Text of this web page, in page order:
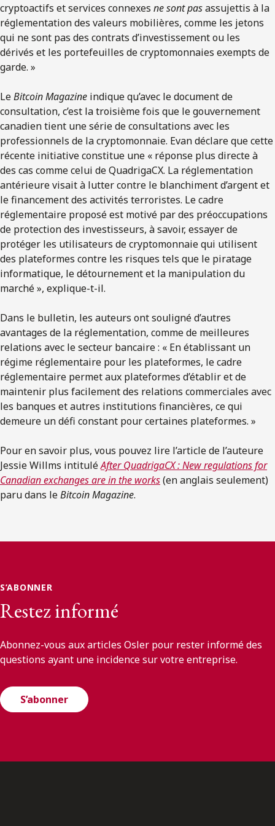
cryptoactifs et services connexes ne sont pasassujettis à la
réglementation des valeurs mobilières, comme les jetons
qui ne sont pas des contrats d’investissement ou les
dérivés et les portefeuilles de cryptomonnaies exempts de
garde. »
LeBitcoin Magazine indique qu’avec le document de
consultation, c’est la troisième fois que le gouvernement
canadien tient une série de consultations avec les
professionnels de la cryptomonnaie. Evan déclare que cette
récente initiative constitue une « réponse plus directe à
des cas comme celui de QuadrigaCX. La réglementation
antérieure visait à lutter contre le blanchiment d’argent et
le financement des activités terroristes. Le cadre
réglementaire proposé est motivé par des préoccupations
de protection des investisseurs, à savoir, essayer de
protéger les utilisateurs de cryptomonnaie qui utilisent
des plateformes contre les risques tels que le piratage
informatique, le détournement et la manipulation du
marché », explique-t-il.
Dans le bulletin, les auteurs ont souligné d’autres
avantages de la réglementation, comme de meilleures
relations avec le secteur bancaire : « En établissant un
régime réglementaire pour les plateformes, le cadre
réglementaire permet aux plateformes d’établir et de
maintenir plus facilement des relations commerciales avec
les banques et autres institutions financières, ce qui
demeure un défi constant pour certaines plateformes. »
Pour en savoir plus, vous pouvez lire l’article de l’auteure
Jessie Willms intituléAfter QuadrigaCX : New regulations for
Canadian exchanges are in the works(en anglais seulement)
paru dans leBitcoin Magazine.
S’ABONNER
Restez informé
Abonnez-vous aux articles Osler pour rester informé des
questions ayant une incidence sur votre entreprise.
S’abonner